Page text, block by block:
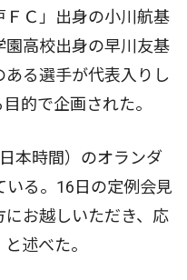
ＦＣ」出身の小川航基
高校出身の早川友基
る選手が代表入りし
的で企画された。
本時間）のオランダ
る。16日の定例会見
お越しいただき、応
述べた。